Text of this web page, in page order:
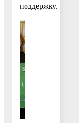
поддержку.